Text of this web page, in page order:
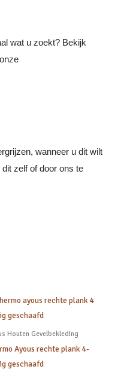
wat u zoekt? Bekijk
wanneer u dit wilt
zelf of door ons te
Houten Gevelbekleding
Ayous rechte plank 4-
geschaafd